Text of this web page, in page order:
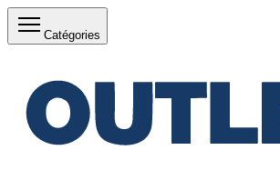
Catégories